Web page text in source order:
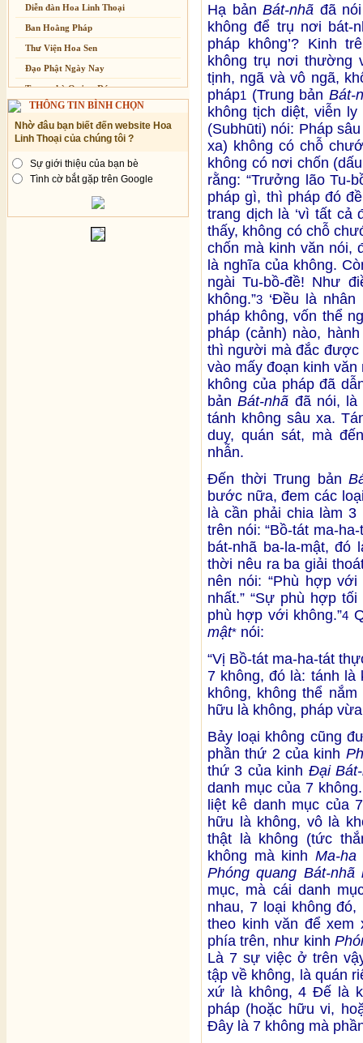
Diễn đàn Hoa Linh Thoại
Ban Hoằng Pháp
Thư Viện Hoa Sen
Đạo Phật Ngày Nay
Trang nhà Quảng Đức
Báo Giác Ngộ
Vesak 2014
THÔNG TIN BÌNH CHỌN
Nhờ đâu bạn biết đến website Hoa
Linh Thoại của chúng tôi ?
Sự giới thiệu của bạn bè
Tình cờ bắt gặp trên Google
Hạ bảnBát-nhã đã
không để trụ nơi bát-
pháp không’? Kinh
không trụ nơi thường
tịnh, ngã và vô ngã,
pháp1 (Trung bản Bát-
không tịch diệt, viễn
(Subhūti) nói: Pháp
xa) không có chỗ
không có nơi chốn
rằng: “Trưởng lão Tu-
pháp gì, thì pháp đó
trang dịch là ‘vì tất cả
thấy, không có chỗ
chốn mà kinh văn nói,
là nghĩa của không.
ngài Tu-bồ-đề! Như
không.”3 ‘Đều là
pháp không, vốn thể
pháp (cảnh) nào,
thì người mà đắc được
vào mấy đoạn kinh
không của pháp đã
bảnBát-nhã đã nói, là
tánh không sâu xa.
duy, quán sát, mà
nhẫn.
Đến thời Trung bản
bước nữa, đem các
là cần phải chia làm
trên nói: “Bồ-tát ma-
bát-nhã ba-la-mật, đó
thời nêu ra ba giải
nên nói: “Phù hợp
nhất.” “Sự phù hợp
phù hợp với không.”4
mật* nói:
“Vị Bồ-tát ma-ha-tát
7 không, đó là: tánh
không, không thể
hữu là không, pháp
Bảy loại không cũng
phần thứ 2 của kinh
thứ 3 của kinh Đại
danh mục của 7
liệt kê danh mục của
hữu là không, vô là
thật là không (tức
không mà kinh Ma-
Phóng quang Bát-nhã
mục, mà cái danh
nhau, 7 loại không
theo kinh văn để
phía trên, như kinh
Là 7 sự việc ở trên
tập về không, là quán
xứ là không, 4 Đế là
pháp (hoặc hữu vi,
Đây là 7 không mà